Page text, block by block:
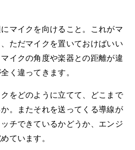
マイクを向けること。これがマ
ただマイクを置いておけばいい
イクの角度や楽器との距離が違
く違ってきます。
をどのように立てて、どこまで
。またそれを送ってくる導線が
チできているかどうか、エンジ
ています。